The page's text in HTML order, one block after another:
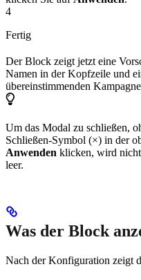
4
Fertig
Der Block zeigt jetzt eine
Namen in der Kopfzeile und
übereinstimmenden
Um das Modal zu schließen,
Schließen-Symbol (×) in der
Anwenden klicken, wird
leer.
Was der Block
Nach der Konfiguration zeigt